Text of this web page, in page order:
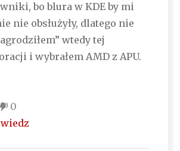
bo blura w KDE by mi
nie obsłużyły, dlatego nie
wtedy tej
i wybrałem AMD z APU.
0